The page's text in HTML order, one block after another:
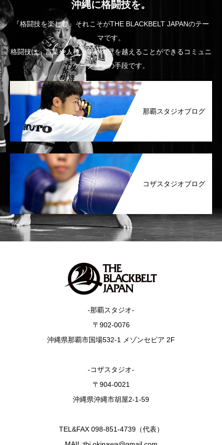
沖縄に格闘技を。
『格闘技を楽しむ』それこそがTHE BLACKBELT JAPANのテー
マです。
格闘技は、言葉や人種、年齢の壁を越えることができるコミュニ
ケーションの手段です。
那覇スタジオブログ
コザスタジオブログ
-那覇スタジオ-
〒902-0076
沖縄県那覇市国場532-1 メゾンセピア 2F
-コザスタジオ-
〒904-0021
沖縄県沖縄市胡屋2-1-59
TEL&FAX 098-851-4739（代表）